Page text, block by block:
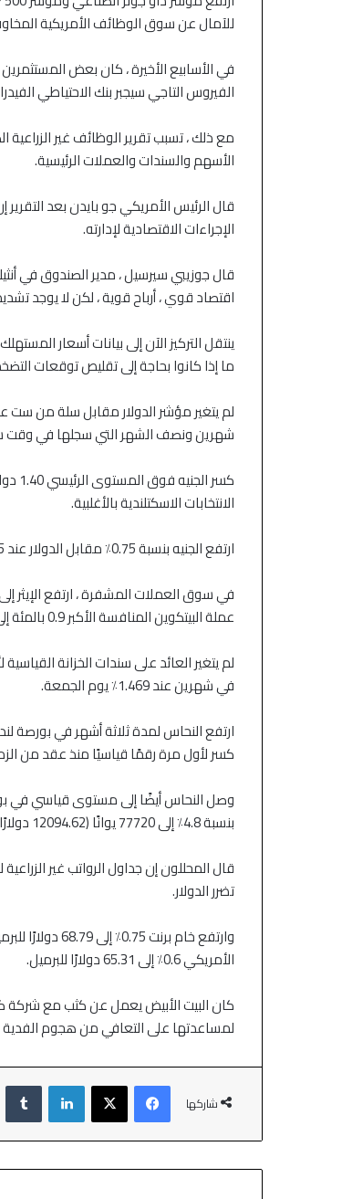
للآمال عن سوق الوظائف الأمريكية
في الأسابيع الأخيرة ، كان بعض
الفيروس التاجي سيجبر بنك الاحتياطي
مع ذلك ، تسبب تقرير الوظائف غير
الأسهم والسندات والعملات الرئيسية.
قال الرئيس الأمريكي جو بايدن بعد
الإجراءات الاقتصادية لإدارته.
قال جوزيبي سيرسيل ، مدير الصندوق في
اقتصاد قوي ، أرباح قوية ، لكن لا يوجد
ينتقل التركيز الآن إلى بيانات أسعار
ما إذا كانوا بحاجة إلى تقليص توقعات
شهرين ونصف الشهر التي سجلها في وقت
الانتخابات الاسكتلندية بالأغلبية.
ارتفع الجنيه بنسبة 0.75٪ مقابل الدولار عند 1.4095 دولار.
عملة البيتكوين المنافسة الأكبر 0.9 بالمئة إلى 57794 دولارًا.
في شهرين عند 1.469٪ يوم الجمعة.
كسر لأول مرة رقمًا قياسيًا منذ عقد من
وصل النحاس أيضًا إلى مستوى قياسي في
بنسبة 4.8٪ إلى 77720 يوانًا (12094.62 دولارًا أمريكيًا) للطن.
قال المحللون إن جداول الرواتب غير
تضرر الدولار.
وارتفع خام
الأمريكي 0.6٪ إلى 65.31 دولارًا للبرميل.
كان البيت الأبيض يعمل عن كثب مع شركة
لمساعدتها على التعافي من هجوم الفدية
شاركها